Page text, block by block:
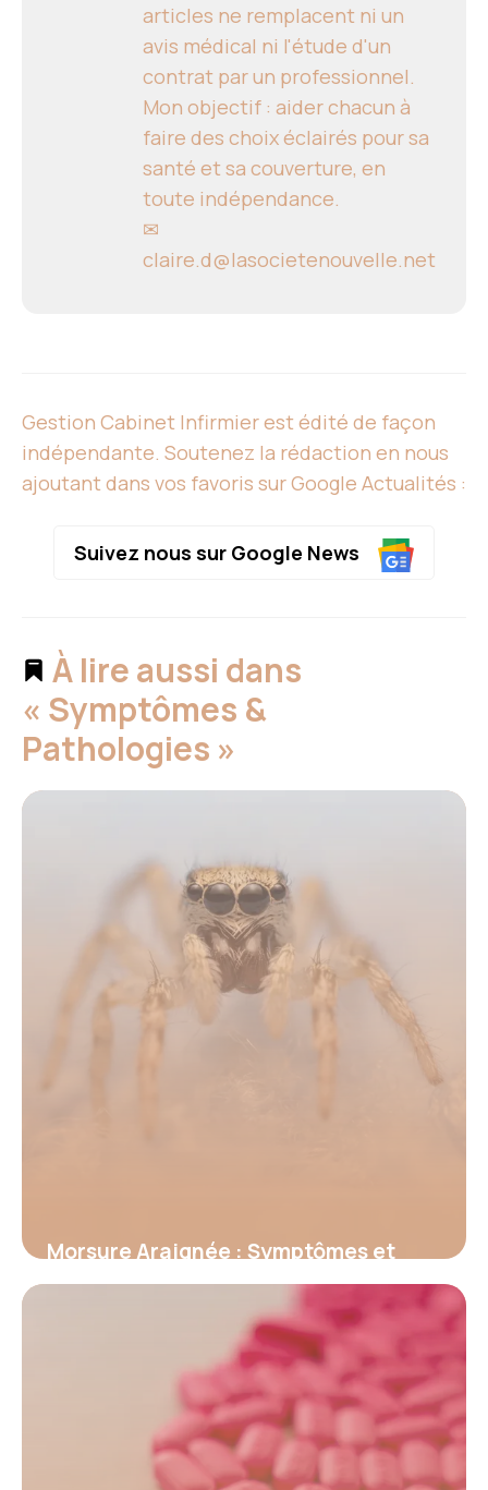
articles ne remplacent ni un
avis médical ni l'étude d'un
contrat par un professionnel.
Mon objectif : aider chacun à
faire des choix éclairés pour sa
santé et sa couverture, en
toute indépendance.
✉
claire.d@lasocietenouvelle.net
Gestion Cabinet Infirmier est édité de façon
indépendante. Soutenez la rédaction en nous
ajoutant dans vos favoris sur Google Actualités :
Suivez nous sur Google News
À lire aussi dans
« Symptômes &
Pathologies »
Morsure Araignée : Symptômes et
Premiers Secours